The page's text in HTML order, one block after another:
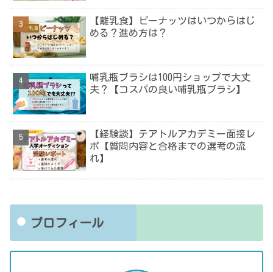
【離乳食】ピーナッツはいつからはじ
める？進め方は？
哺乳瓶ブラシは100円ショップで大丈
夫？【コスパの良い哺乳瓶ブラシ】
【経験談】テアトルアカデミー面接レ
ポ【質問内容と合格までの選考の流
れ】
プロフィール